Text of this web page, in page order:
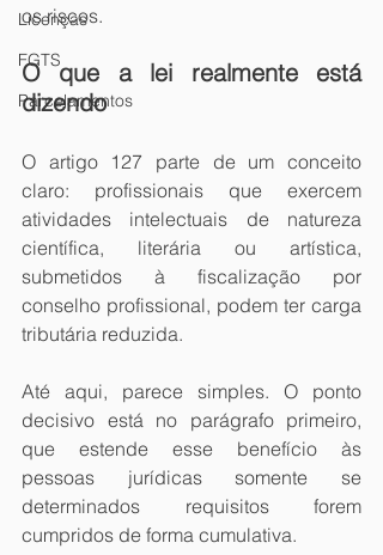
Licenças
FGTS
Parcelamentos
os riscos.
O que a lei realmente está
dizendo
O artigo 127 parte de um conceito
claro: profissionais que exercem
atividades intelectuais de natureza
científica, literária ou artística,
submetidos à fiscalização por
conselho profissional, podem ter carga
tributária reduzida.
Até aqui, parece simples. O ponto
decisivo está no parágrafo primeiro,
que estende esse benefício às
pessoas jurídicas somente se
determinados requisitos forem
cumpridos de forma cumulativa.